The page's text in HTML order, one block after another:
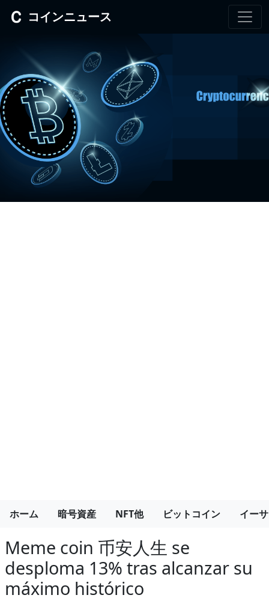
コインニュース
ホーム 暗号資産 NFT他 ビットコイン イー
Meme coin 币安人生 se
desploma 13% tras alcanzar su
máximo histórico